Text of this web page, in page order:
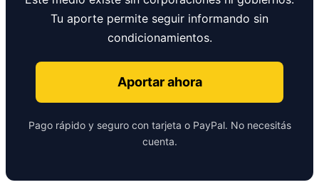
Tu aporte permite seguir informando sin
condicionamientos.
Aportar ahora
Pago rápido y seguro con tarjeta o PayPal. No necesitás
cuenta.